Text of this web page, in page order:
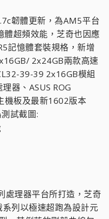
韌體更新，為AM5平台
體超頻效能，芝奇也因應
記憶體套裝規格，新增
2x24GB兩款高速
39-39 2x16GB模組
器、ASUS ROG
機板及最新1602版本
試截圖:
理器平台所打造，芝奇
列以極速超跑為設計元